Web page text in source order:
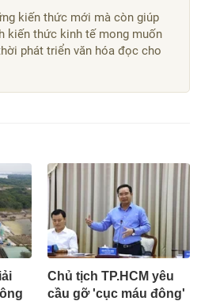
kiến thức mới mà còn giúp
kiến thức kinh tế mong muốn
phát triển văn hóa đọc cho
Chủ tịch TP.HCM yêu
cầu gỡ 'cục máu đông'